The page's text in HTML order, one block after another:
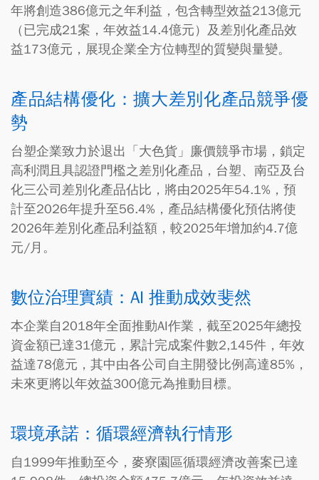
年將創造386億元之年利益，包含轉型效益213億元
（已完成21案，年效益14.4億元）及差別化產品效
益173億元，展現企業全方位轉型的質變與量變。
產品結構優化：擴大差別化產品競爭優
勢
台塑企業致力於退出「大色貨」廉價競爭市場，鎖定
高利潤且具認證門檻之差別化產品，台塑、南亞及台
化三公司差別化產品佔比，將由2025年54.1%，預
計至2026年提升至56.4%，產品結構優化預估將使
2026年差別化產品利益額，較2025年增加約4.7億
元/月。
數位治理實績：AI 推動成效斐然
本企業自2018年全面推動AI作業，截至2025年總投
資金額已達31億元，累計完成案件數2,145件，年效
益達78億元，其中由各公司自主開發比例高達85%，
未來更將以年效益300億元為推動目標。
環境承諾：循環經濟執行情形
自1999年推動至今，麥寮園區循環經濟改善案已達